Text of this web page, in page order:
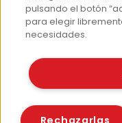
©
Aviso legal
pulsando el botón
para elegir
necesidades.